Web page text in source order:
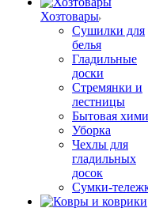
Хозтовары
Сушилки для
белья
Гладильные
доски
Стремянки и
лестницы
Бытовая
Уборка
Чехлы для
гладильных
досок
Сумки-